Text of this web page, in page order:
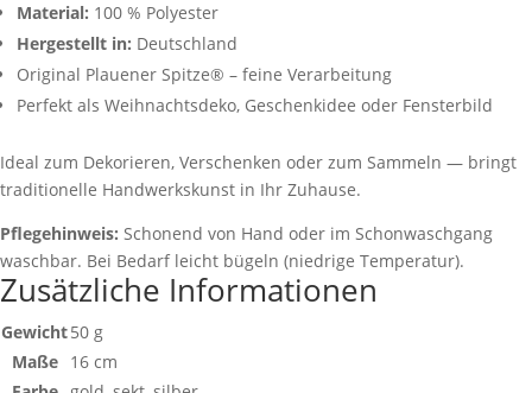
Material: 100 % Polyester
Hergestellt in: Deutschland
Original Plauener Spitze® – feine Verarbeitung
Perfekt als Weihnachtsdeko, Geschenkidee oder Fensterbild
Ideal zum Dekorieren, Verschenken oder zum Sammeln — bringt
traditionelle Handwerkskunst in Ihr Zuhause.
Pflegehinweis: Schonend von Hand oder im Schonwaschgang
waschbar. Bei Bedarf leicht bügeln (niedrige Temperatur).
Zusätzliche Informationen
Gewicht50 g
Maße
16 cm